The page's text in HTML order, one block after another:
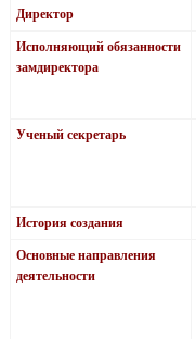
Директор
Исполняющий обязанности
замдиректора
Ученый секретарь
История создания
Основные направления
деятельности